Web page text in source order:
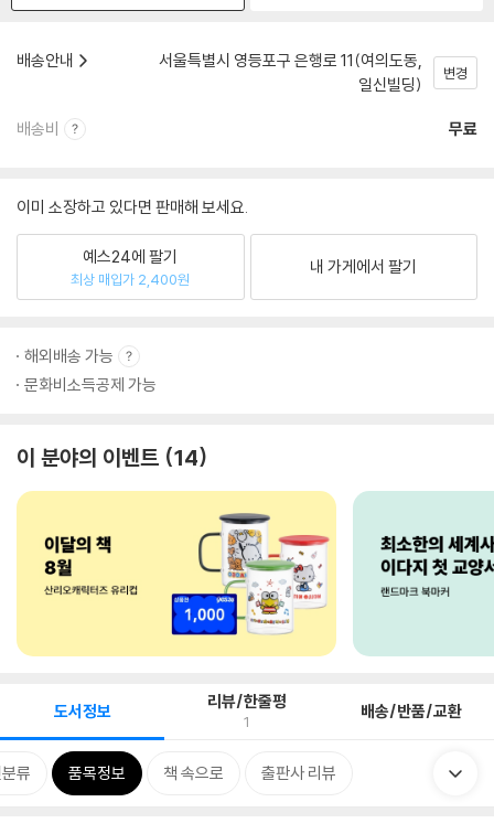
배송안내
서울특별시 영등포구 은행로 11(여의도동,
일신빌딩)
변경
배송비 무료
이미 소장하고 있다면 판매해 보세요.
예스24에 팔기
최상 매입가 2,400원
내 가게에서 팔기
해외배송 가능
문화비소득공제 가능
이 분야의 이벤트 14
도서정보 리뷰/한줄평
1 배송/반품/교환
류 품목정보 책 속으로 출판사 리뷰